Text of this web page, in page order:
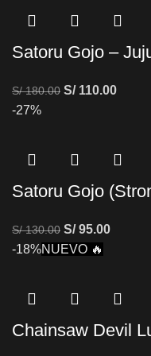
Satoru Gojo –
S/180.00 S/110.00
-27%
Satoru Gojo
S/130.00 S/95.00
-18%NUEVO 🔥
Chainsaw Devil